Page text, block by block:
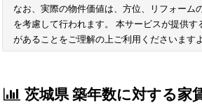
なお、実際の物件価値は、方位、リフォーム
を考慮して行われます。 本サービスが提供
があることをご理解の上ご利用くださいます
茨城県 築年数に対する家